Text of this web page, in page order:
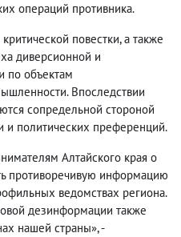
операций противника.
повестки, а также
диверсионной и
по объектам
Впоследствии
сопредельной стороной
политических преференций.
Алтайского края о
противоречивую информацию
ведомствах региона.
дезинформации также
нашей страны», -